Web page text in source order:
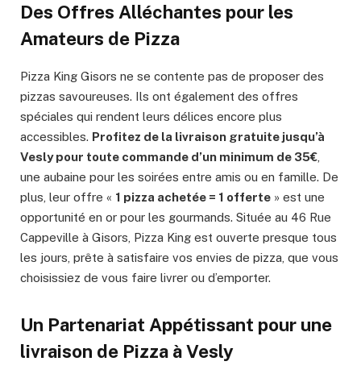
Des Offres Alléchantes pour les
Amateurs de Pizza
Pizza King Gisors ne se contente pas de proposer des
pizzas savoureuses. Ils ont également des offres
spéciales qui rendent leurs délices encore plus
accessibles. Profitez de la livraison gratuite jusqu’à
Vesly pour toute commande d’un minimum de 35€
une aubaine pour les soirées entre amis ou en famille. De
plus, leur offre « 1 pizza achetée = 1 offerte » est une
opportunité en or pour les gourmands. Située au 46 Rue
Cappeville à Gisors, Pizza King est ouverte presque tous
les jours, prête à satisfaire vos envies de pizza, que vous
choisissiez de vous faire livrer ou d’emporter.
Un Partenariat Appétissant pour une
livraison de Pizza à Vesly